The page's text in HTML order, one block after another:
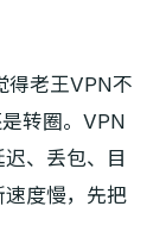
得老王VPN不
转圈。VPN
、丢包、目
度慢，先把